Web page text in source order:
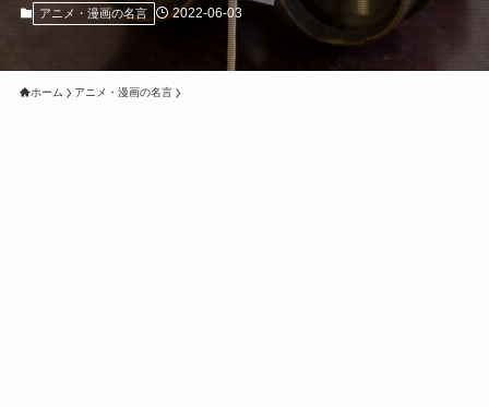
アニメ・漫画の名言 2022-06-03
ホーム アニメ・漫画の名言